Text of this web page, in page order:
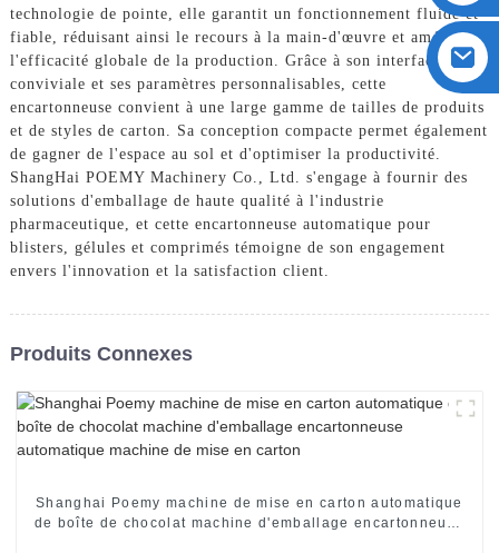
technologie de pointe, elle garantit un fonctionnement fluide et
fiable, réduisant ainsi le recours à la main-d'œuvre et améliorant
l'efficacité globale de la production. Grâce à son interface
conviviale et ses paramètres personnalisables, cette
encartonneuse convient à une large gamme de tailles de produits
et de styles de carton. Sa conception compacte permet également
de gagner de l'espace au sol et d'optimiser la productivité.
ShangHai POEMY Machinery Co., Ltd. s'engage à fournir des
solutions d'emballage de haute qualité à l'industrie
pharmaceutique, et cette encartonneuse automatique pour
blisters, gélules et comprimés témoigne de son engagement
envers l'innovation et la satisfaction client.
Produits Connexes
Shanghai Poemy machine de mise en carton automatique
de boîte de chocolat machine d'emballage encartonneuse